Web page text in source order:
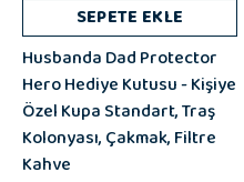
SEPETE EKLE
Husbanda Dad Protector
Hero Hediye Kutusu - Kişiye
Özel Kupa Standart, Traş
Kolonyası, Çakmak, Filtre
Kahve